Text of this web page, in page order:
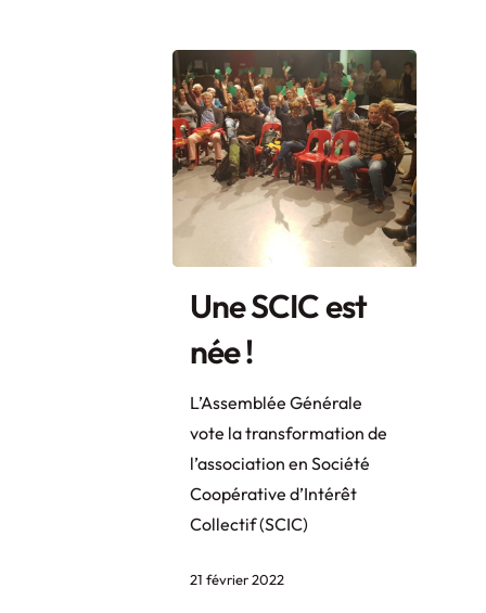
Une SCIC est
née !
L’Assemblée Générale
vote la transformation de
l’association en Société
Coopérative d’Intérêt
Collectif (SCIC)
21 février 2022